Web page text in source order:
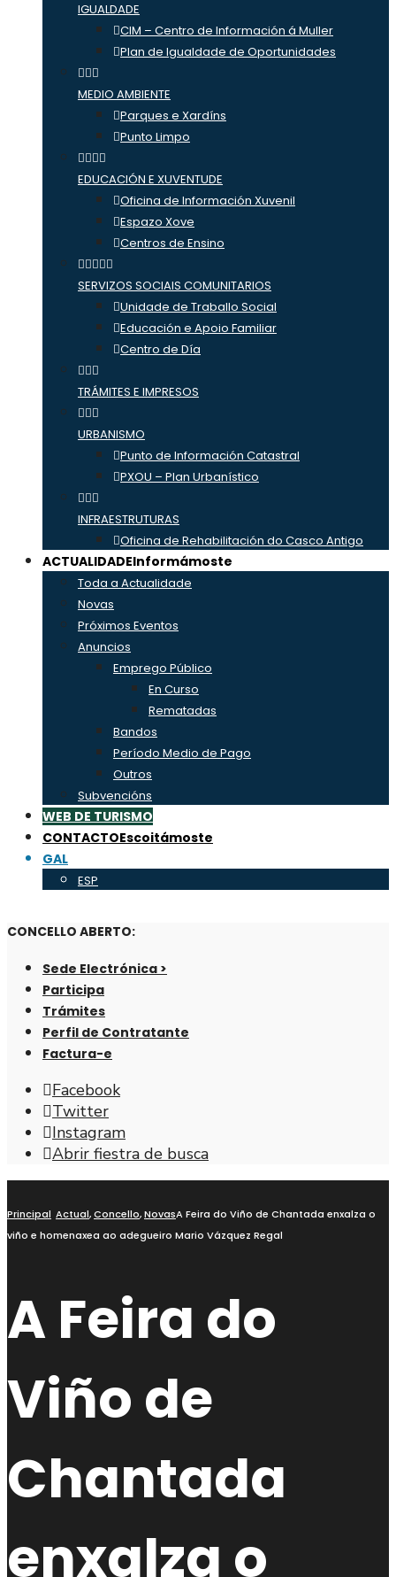
IGUALDADE
CIM – Centro de Información á Muller
Plan de Igualdade de Oportunidades
MEDIO AMBIENTE
Parques e Xardíns
Punto Limpo
EDUCACIÓN E XUVENTUDE
Oficina de Información Xuvenil
Espazo Xove
Centros de Ensino
SERVIZOS SOCIAIS COMUNITARIOS
Unidade de Traballo Social
Educación e Apoio Familiar
Centro de Día
TRÁMITES E IMPRESOS
URBANISMO
Punto de Información Catastral
PXOU – Plan Urbanístico
INFRAESTRUTURAS
Oficina de Rehabilitación do Casco Antigo
ACTUALIDADEInformámoste
Toda a Actualidade
Novas
Próximos Eventos
Anuncios
Emprego Público
En Curso
Rematadas
Bandos
Período Medio de Pago
Outros
Subvencións
WEB DE TURISMO
CONTACTOEscoitámoste
GAL
ESP
CONCELLO ABERTO:
Sede Electrónica >
Participa
Trámites
Perfil de Contratante
Factura-e
Facebook
Twitter
Instagram
Abrir fiestra de busca
Principal Actual,Concello,NovasA Feira do Viño de Chantada enxalza o
viño e homenaxea ao adegueiro Mario Vázquez Regal
A Feira do
Viño de
Chantada
enxalza o